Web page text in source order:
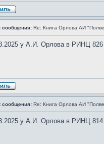
сообщения: Re: Книга Орлова АИ
у А.И. Орлова в РИНЦ 826
сообщения: Re: Книга Орлова АИ
у А.И. Орлова в РИНЦ 814